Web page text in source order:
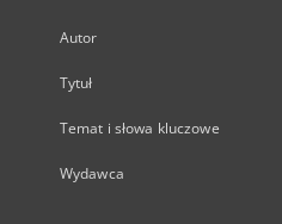
Autor
Tytuł
Temat i słowa kluczowe
Wydawca